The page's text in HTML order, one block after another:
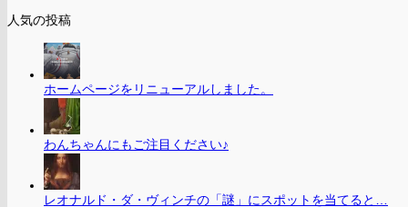
人気の投稿
ホームページをリニューアルしました。
わんちゃんにもご注目ください♪
レオナルド・ダ・ヴィンチの「謎」にスポットを当てると…